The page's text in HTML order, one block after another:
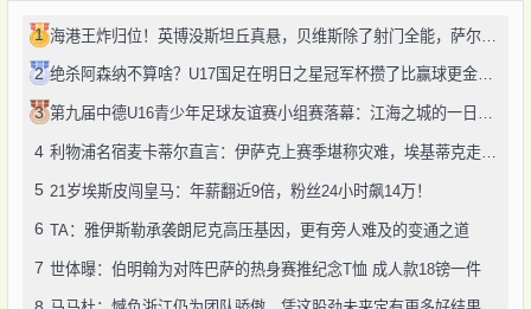
1 海港王炸归位！英博没斯坦丘真悬，贝维斯除了射门全能，萨尔瓦多太对味
2 绝杀阿森纳不算啥？U17国足在明日之星冠军杯攒了比赢球更金的成长
3 第九届中德U16青少年足球友谊赛小组赛落幕：江海之城的一日绿茵鏖战
4 利物浦名宿麦卡蒂尔直言：伊萨克上赛季堪称灾难，埃基蒂克走红挫伤其自尊
5 21岁埃斯皮闯皇马：年薪翻近9倍，粉丝24小时飙14万！
6 TA：雅伊斯勒承袭朗尼克高压基因，更有旁人难及的变通之道
7 世体曝：伯明翰为对阵巴萨的热身赛推纪念T恤 成人款18镑一件